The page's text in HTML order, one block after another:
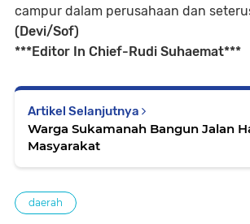
campur dalam perusahaan dan
(Devi/Sof)
***Editor In Chief-Rudi Suhaemat***
Artikel Selanjutnya
Warga Sukamanah Bangun Jalan
Masyarakat
daerah